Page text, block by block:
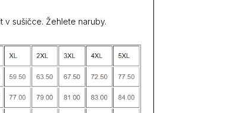
v sušičce. Žehlete naruby.